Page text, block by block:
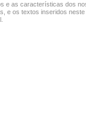
e as características dos
e os textos inseridos